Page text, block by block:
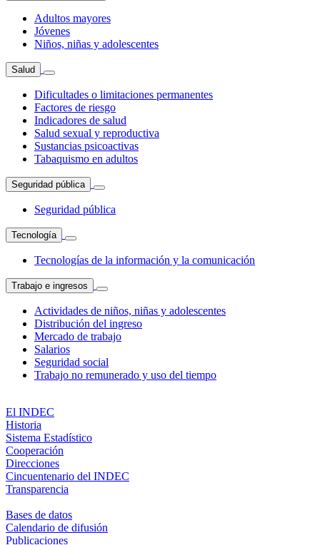
Adultos mayores
Jóvenes
Niños, niñas y adolescentes
Salud
Dificultades o limitaciones permanentes
Factores de riesgo
Indicadores de salud
Salud sexual y reproductiva
Sustancias psicoactivas
Tabaquismo en adultos
Seguridad pública
Seguridad pública
Tecnología
Tecnologías de la información y la comunicación
Trabajo e ingresos
Actividades de niños, niñas y adolescentes
Distribución del ingreso
Mercado de trabajo
Salarios
Seguridad social
Trabajo no remunerado y uso del tiempo
El INDEC
Historia
Sistema Estadístico
Cooperación
Direcciones
Cincuentenario del INDEC
Transparencia
Bases de datos
Calendario de difusión
Publicaciones